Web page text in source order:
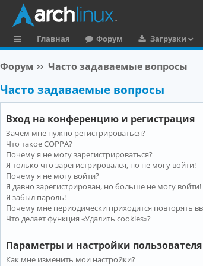
ы
л
Главная Форум Загрузки
Форум Часто задаваемые вопросы
Часто задаваемые вопросы
Вход на конференцию и регистрация
Зачем мне нужно регистрироваться?
Что такое COPPA?
Почему я не могу зарегистрироваться?
Я только что зарегистрировался, но не могу войти!
Почему я не могу войти?
Я давно зарегистрирован, но больше не могу войти!
Я забыл пароль!
Почему мне периодически приходится повторять
Что делает функция «Удалить cookies»?
Параметры и настройки пользователя
Как мне изменить мои настройки?